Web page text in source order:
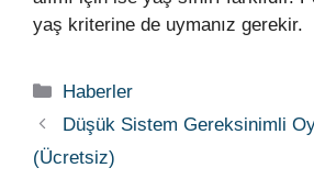
yaş kriterine de uymanız gerekir.
Kategoriler
Haberler
Düşük Sistem Gereksinimli
(Ücretsiz)